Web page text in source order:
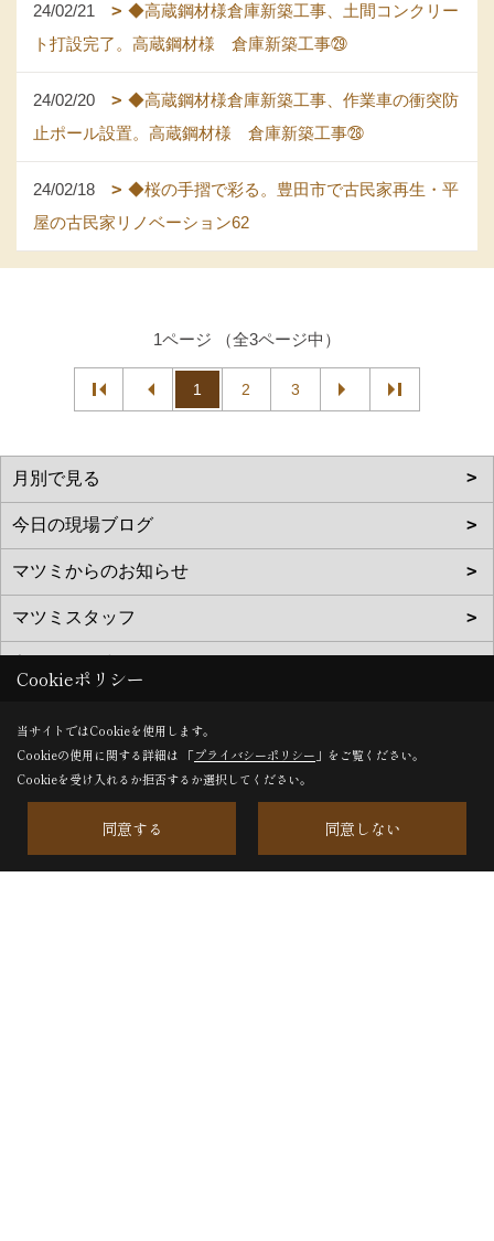
24/02/21
◆高蔵鋼材様倉庫新築工事、土間コンクリー
ト打設完了。高蔵鋼材様 倉庫新築工事㉙
24/02/20
◆高蔵鋼材様倉庫新築工事、作業車の衝突防
止ポール設置。高蔵鋼材様 倉庫新築工事㉘
24/02/18
◆桜の手摺で彩る。豊田市で古民家再生・平
屋の古民家リノベーション62
1ページ （全3ページ中）
1 2 3
松美建設株式会社
〒468-0044
Cookieポリシー
当サイトではCookieを使用します。
Cookieの使用に関する詳細は 「プライバシーポリシー 」をご覧ください。
Cookieを受け入れるか拒否するか選択してください。
同意する 同意しない